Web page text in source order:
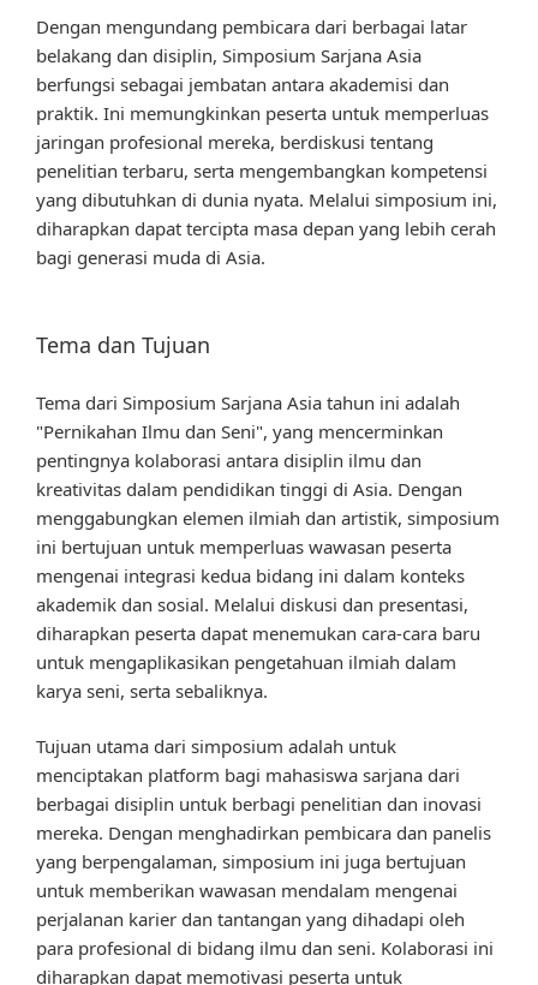
Dengan mengundang pembicara dari berbagai latar
belakang dan disiplin, Simposium Sarjana Asia
berfungsi sebagai jembatan antara akademisi dan
praktik. Ini memungkinkan peserta untuk memperluas
jaringan profesional mereka, berdiskusi tentang
penelitian terbaru, serta mengembangkan kompetensi
yang dibutuhkan di dunia nyata. Melalui simposium ini,
diharapkan dapat tercipta masa depan yang lebih cerah
bagi generasi muda di Asia.
Tema dan Tujuan
Tema dari Simposium Sarjana Asia tahun ini adalah
"Pernikahan Ilmu dan Seni", yang mencerminkan
pentingnya kolaborasi antara disiplin ilmu dan
kreativitas dalam pendidikan tinggi di Asia. Dengan
menggabungkan elemen ilmiah dan artistik, simposium
ini bertujuan untuk memperluas wawasan peserta
mengenai integrasi kedua bidang ini dalam konteks
akademik dan sosial. Melalui diskusi dan presentasi,
diharapkan peserta dapat menemukan cara-cara baru
untuk mengaplikasikan pengetahuan ilmiah dalam
karya seni, serta sebaliknya.
Tujuan utama dari simposium adalah untuk
menciptakan platform bagi mahasiswa sarjana dari
berbagai disiplin untuk berbagi penelitian dan inovasi
mereka. Dengan menghadirkan pembicara dan panelis
yang berpengalaman, simposium ini juga bertujuan
untuk memberikan wawasan mendalam mengenai
perjalanan karier dan tantangan yang dihadapi oleh
para profesional di bidang ilmu dan seni. Kolaborasi ini
diharapkan dapat memotivasi peserta untuk